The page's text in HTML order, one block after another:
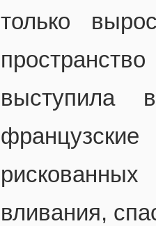
только
выступила
вливания,